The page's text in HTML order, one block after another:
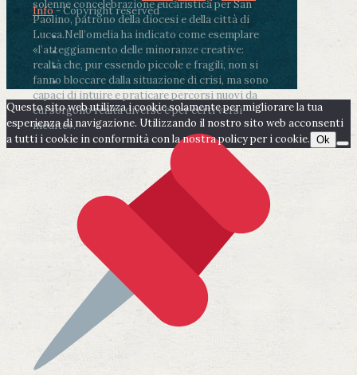
solenne concelebrazione eucaristica per San
Paolino, patrono della diocesi e della città di
Lucca.Nell’omelia ha indicato come esemplare
«l’atteggiamento delle minoranze creative:
realtà che, pur essendo piccole e fragili, non si
fanno bloccare dalla situazione di crisi, ma sono
capaci di intuire e praticare percorsi nuovi da
cui sorgono realtà diverse e per certi versi
inedite».
Info- Copyright reserved
Questo sito web utilizza i cookie solamente per migliorare la tua
esperienza di navigazione. Utilizzando il nostro sito web acconsenti
a tutti i cookie in conformità con la nostra policy per i cookie. Ok